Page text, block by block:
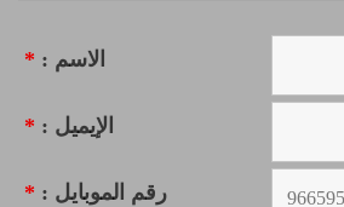
الاسم : *
الإيميل : *
رقم الموبايل : *